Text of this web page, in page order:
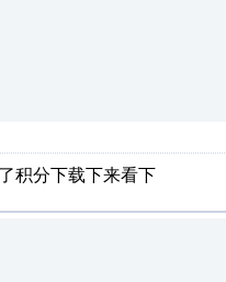
积分下载下来看下